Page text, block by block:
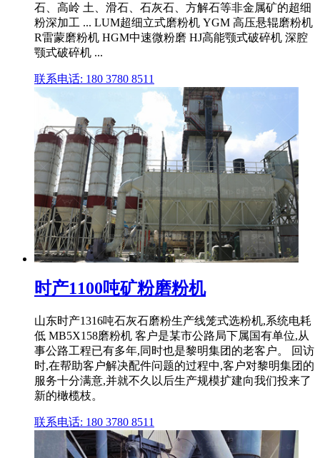
石、高岭 土、滑石、石灰石、方解石等非金属矿的超细
粉深加工 ... LUM超细立式磨粉机 YGM 高压悬辊磨粉机
R雷蒙磨粉机 HGM中速微粉磨 HJ高能颚式破碎机 深腔
颚式破碎机 ...
联系电话: 180 3780 8511
时产1100吨矿粉磨粉机
山东时产1316吨石灰石磨粉生产线笼式选粉机,系统电耗
低 MB5X158磨粉机 客户是某市公路局下属国有单位,从
事公路工程已有多年,同时也是黎明集团的老客户。 回访
时,在帮助客户解决配件问题的过程中,客户对黎明集团的
服务十分满意,并就不久以后生产规模扩建向我们投来了
新的橄榄枝。
联系电话: 180 3780 8511